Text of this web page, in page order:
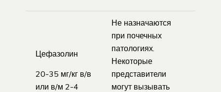
Цефазолин
20-35 мг/кг в/в
или в/м 2-4
Не назначаются
при почечных
патологиях.
Некоторые
представители
могут вызывать